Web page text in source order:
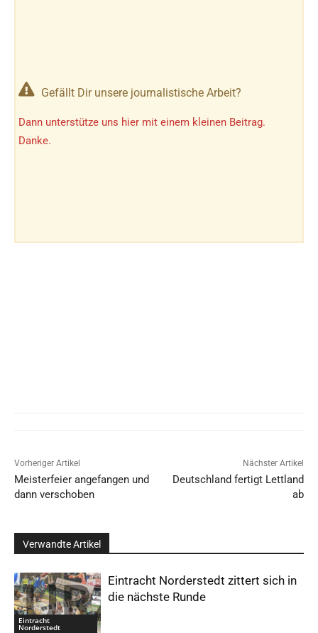
Gefällt Dir unsere journalistische Arbeit?
Dann unterstütze uns hier mit einem kleinen Beitrag.
Danke.
Vorheriger Artikel
Meisterfeier angefangen und
dann verschoben
Nächster Artikel
Deutschland fertigt Lettland
ab
Verwandte Artikel
Eintracht
Norderstedt
Eintracht Norderstedt zittert sich in
die nächste Runde